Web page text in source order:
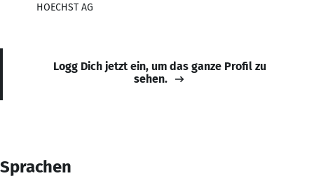
HOECHST AG
Logg Dich jetzt ein, um das ganze Profil zu
sehen.
Sprachen